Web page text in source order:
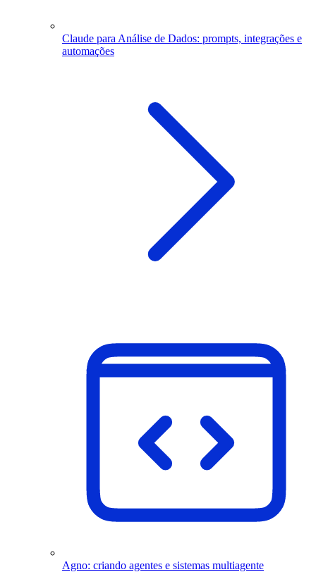
Claude para Análise de Dados: prompts, integrações e
automações
Agno: criando agentes e sistemas multiagente